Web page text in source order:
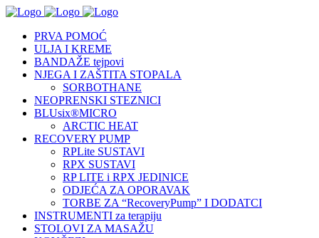
PRVA POMOĆ
ULJA I KREME
BANDAŽE tejpovi
NJEGA I ZAŠTITA STOPALA
SORBOTHANE
NEOPRENSKI STEZNICI
BLUsix®MICRO
ARCTIC HEAT
RECOVERY PUMP
RPLite SUSTAVI
RPX SUSTAVI
RP LITE i RPX JEDINICE
ODJEĆA ZA OPORAVAK
TORBE ZA “RecoveryPump” I DODATCI
INSTRUMENTI za terapiju
STOLOVI ZA MASAŽU